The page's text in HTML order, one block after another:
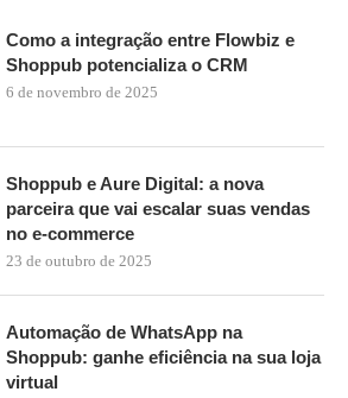
Como a integração entre Flowbiz e
Shoppub potencializa o CRM
6 de novembro de 2025
Shoppub e Aure Digital: a nova
parceira que vai escalar suas vendas
no e-commerce
23 de outubro de 2025
Automação de WhatsApp na
Shoppub: ganhe eficiência na sua loja
virtual